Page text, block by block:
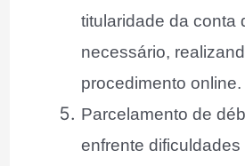
titularidade da conta
necessário,
procedimento online.
Parcelamento de
enfrente